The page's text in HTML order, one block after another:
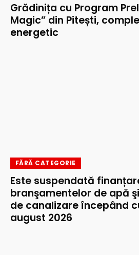
Grădinița cu Program
Magic” din Pitești,
energetic
FĂRĂ CATEGORIE
Este suspendată
branşamentelor de apă
de canalizare începând
august 2026